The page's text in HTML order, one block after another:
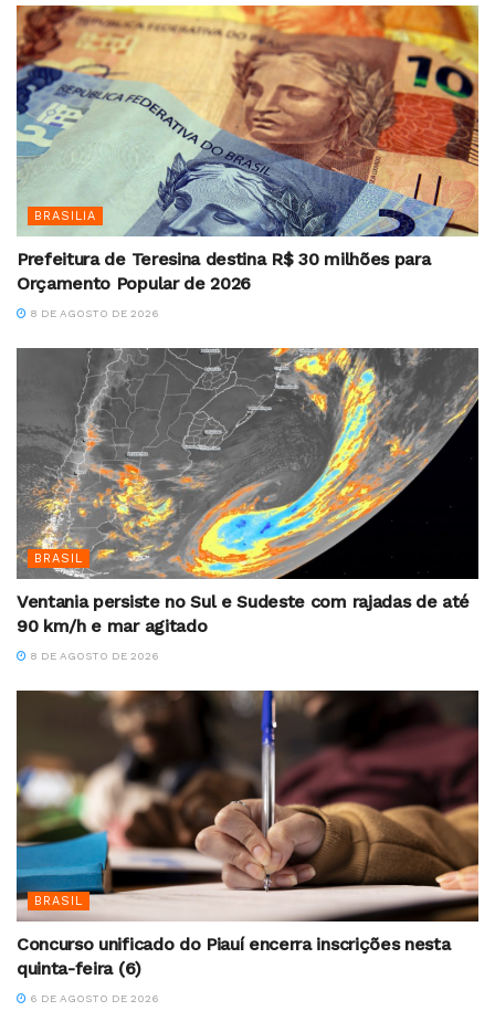
BRASILIA
Prefeitura de Teresina destina R$ 30 milhões para
Orçamento Popular de 2026
8 DE AGOSTO DE 2026
BRASIL
Ventania persiste no Sul e Sudeste com rajadas de até
90 km/h e mar agitado
8 DE AGOSTO DE 2026
BRASIL
Concurso unificado do Piauí encerra inscrições nesta
quinta-feira (6)
6 DE AGOSTO DE 2026